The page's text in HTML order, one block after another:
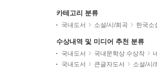
카테고리 분류
국내도서 소설/시/희곡 한국소
수상내역 및 미디어 추천 분류
국내도서 국내문학상 수상작
국내도서
큰글자도서 소설/시/